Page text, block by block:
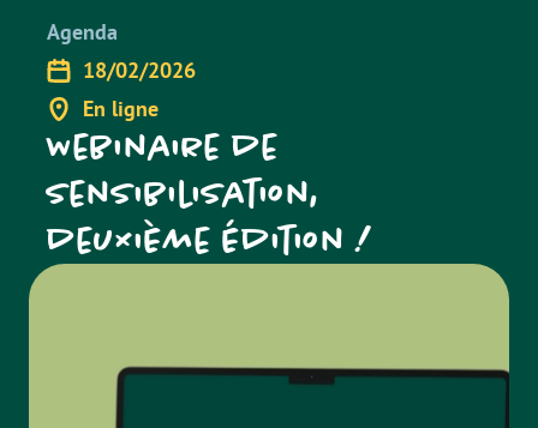
Agenda
18/02/2026
En ligne
Webinaire de
sensibilisation,
deuxième édition !